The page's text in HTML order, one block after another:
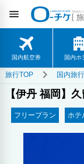
国内航空券 国内ホ
旅行TOP 国内旅
【伊丹 福岡】
フリープラン ホテ